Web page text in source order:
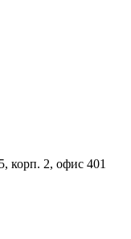
корп. 2, офис 401